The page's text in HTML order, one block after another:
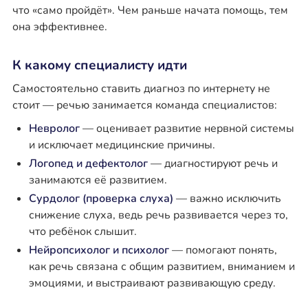
что «само пройдёт». Чем раньше начата помощь, тем
она эффективнее.
К какому специалисту идти
Самостоятельно ставить диагноз по интернету не
стоит — речью занимается команда специалистов:
Невролог— оценивает развитие нервной системы
и исключает медицинские причины.
Логопед и дефектолог— диагностируют речь и
занимаются её развитием.
Сурдолог (проверка слуха) — важно исключить
снижение слуха, ведь речь развивается через то,
что ребёнок слышит.
Нейропсихолог и психолог— помогают понять,
как речь связана с общим развитием, вниманием и
эмоциями, и выстраивают развивающую среду.